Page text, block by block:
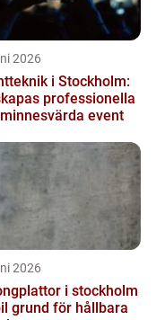
2026
i Stockholm:
professionella
event
2026
i stockholm
grund för hållbara